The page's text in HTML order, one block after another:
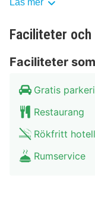
stanna kvar på
(under
dagligen mot en
Följande
december 2023
ändras): Bar/
kemtvätt/
Faciliteter
Faciliteter
Gratis
Restaurang
Rökfritt hotell
Rumservice